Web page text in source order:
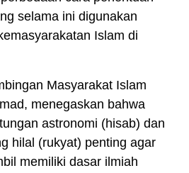
selama ini digunakan
Islam di
Masyarakat Islam
menegaskan bahwa
astronomi (hisab) dan
hilal (rukyat) penting agar
memiliki dasar ilmiah